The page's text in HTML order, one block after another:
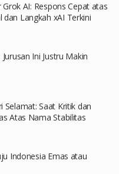
AI: Respons Cepat atas
Langkah xAI Terkini
Ini Justru Makin
Selamat: Saat Kritik dan
Atas Nama Stabilitas
Indonesia Emas atau